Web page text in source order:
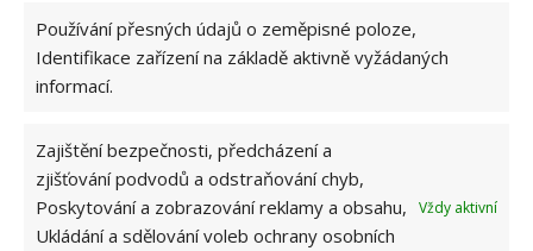
Používání přesných údajů o zeměpisné poloze,
Identifikace zařízení na základě aktivně vyžádaných
informací.
Zajištění bezpečnosti, předcházení a
zjišťování podvodů a odstraňování chyb,
Poskytování a zobrazování reklamy a obsahu,
Ukládání a sdělování voleb ochrany osobních
Vždy aktivní